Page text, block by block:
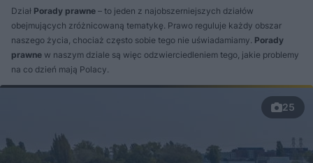
Dział Porady prawne – to jeden z najobszerniejszych działów
obejmujących zróżnicowaną tematykę. Prawo reguluje każdy obszar
naszego życia, chociaż często sobie tego nie uświadamiamy. Porady
prawne w naszym dziale są więc odzwierciedleniem tego, jakie problemy
na co dzień mają Polacy.
25